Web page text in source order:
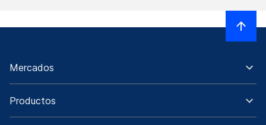
Mercados
Productos